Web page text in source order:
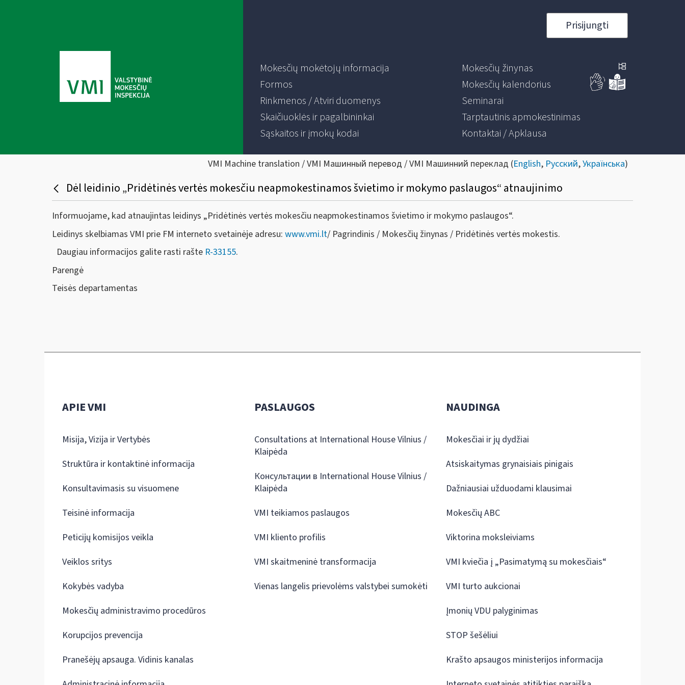
Prisijungti
Mokesčių mokėtojų informacija
Formos
Rinkmenos / Atviri duomenys
Skaičiuoklės ir pagalbininkai
Sąskaitos ir įmokų kodai
Mokesčių žinynas
Mokesčių kalendorius
Seminarai
Tarptautinis apmokestinimas
Kontaktai / Apklausa
VMI Machine translation / VMI Машинный перевод / VMI Машинний переклад (English, Русский,Українська)
Dėl leidinio „Pridėtinės vertės mokesčiu neapmokestinamos švietimo ir mokymo paslaugos“ atnaujinimo
Informuojame, kad atnaujintas leidinys „Pridėtinės vertės mokesčiu neapmokestinamos švietimo ir mokymo paslaugos“.
Leidinys skelbiamas VMI prie FM interneto svetainėje adresu: www.vmi.lt/ Pagrindinis / Mokesčių žinynas / Pridėtinės vertės mokestis.
Daugiau informacijos galite rasti rašte R-33155.
Parengė
Teisės departamentas
APIE VMI
Misija, Vizija ir Vertybės
Struktūra ir kontaktinė informacija
Konsultavimasis su visuomene
Teisinė informacija
Peticijų komisijos veikla
Veiklos sritys
Kokybės vadyba
Mokesčių administravimo procedūros
Korupcijos prevencija
Pranešėjų apsauga. Vidinis kanalas
PASLAUGOS
Consultations at International House Vilnius /
Klaipėda
Консультации в International House Vilnius /
Klaipėda
VMI teikiamos paslaugos
VMI kliento profilis
VMI skaitmeninė transformacija
Vienas langelis prievolėms valstybei sumokėti
NAUDINGA
Mokesčiai ir jų dydžiai
Atsiskaitymas grynaisiais pinigais
Dažniausiai užduodami klausimai
Mokesčių ABC
Viktorina moksleiviams
VMI kviečia į „Pasimatymą su mokesčiais“
VMI turto aukcionai
Įmonių VDU palyginimas
STOP šešėliui
Krašto apsaugos ministerijos informacija